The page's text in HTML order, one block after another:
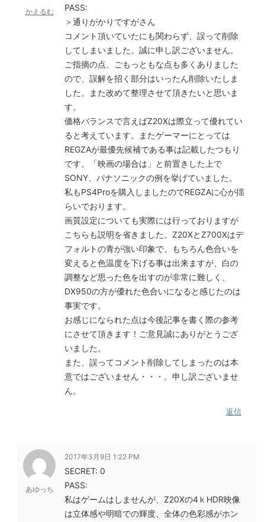
かえるむ
PASS:
＞通りがかりですがさん
コメント頂いていたにも関わらず、誤って削除
してしまいました。誠に申し訳ございません。
ご指摘の点、ごもっともな点も多くありました
ので、誤解を招く部分はいったん削除いたしま
した。また改めて整理させて頂きたいと思いま
す。
価格バランスで言えばZ20Xは際立って優れてい
ると考えています。またゲーマーにとっては
REGZAが最優先候補である事は記載したつもり
です。「映画の場合は」と前置きした上で
SONY、パナソニックの例を挙げていました。
私もPS4Proを購入しましたのでREGZAに心が揺
らいでおります。
画質設定についても実際には行っておりますが
こちらも説明を省きました。Z20XとZ700Xはデ
フォルトの青が強い印象で、もちろん色合いを
変えると色温度を下げる事は出来ますが、白の
調整など思った色を出すのが非常に難しく、
DX950の方が優れた色合いになると感じたのは
事実です。
お感じになられた点は今後記事を書く際の参考
にさせて頂きます！ご意見誠にありがとうござ
いました。
また、誤ってコメント削除してしまったのは本
意ではございません・・・。申し訳ございませ
ん。
返信
あゆっち
2017年3月9日 1:22 PM
SECRET: 0
PASS:
私はゲームはしませんが、Z20Xの4ｋHDR映像
は立体感や明暗での輝度、全体の色彩感がホン